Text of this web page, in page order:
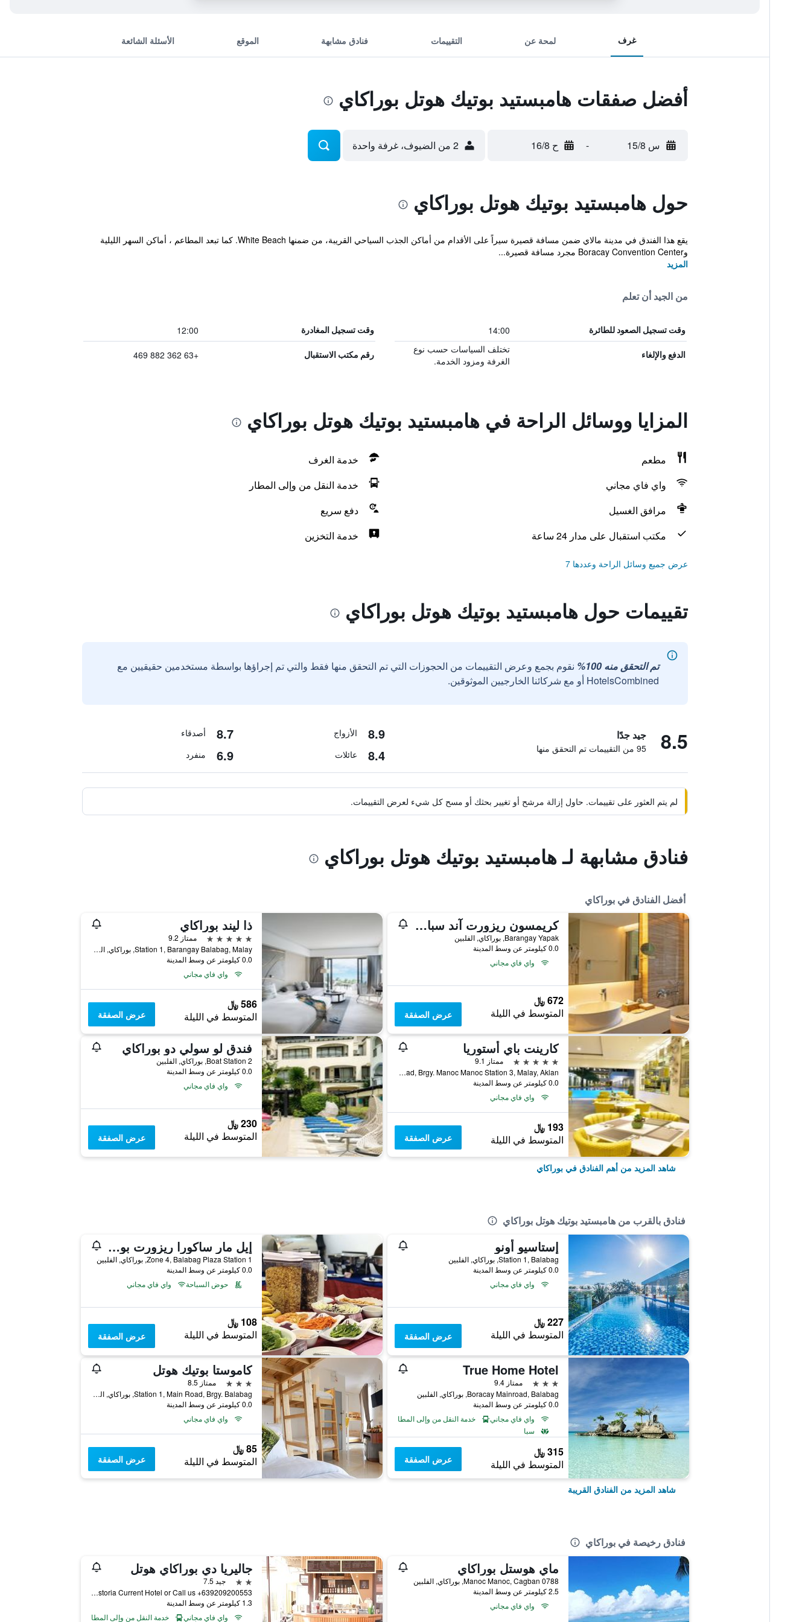
غرف لمحة عن التقييمات فنادق مشابهة الموقع الأسئلة الشائعة
أفضل صفقات هامبستيد بوتيك هوتل بوراكاي
س 15/8 - ح 16/8 2 من الضيوف، غرفة واحدة
حول هامبستيد بوتيك هوتل بوراكاي
يقع هذا الفندق في مدينة مالاي ضمن مسافة قصيرة سيراً على الأقدام من أماكن الجذب السياحي القريبة، من ضمنها White Beach. كما تبعد المطاعم ، أماكن السهر الليلية
وBoracay Convention Center مجرد مسافة قصيرة...
المزيد
من الجيد أن تعلم
وقت تسجيل الصعود للطائرة 14:00 وقت تسجيل المغادرة 12:00
الدفع والإلغاء
تختلف السياسات حسب نوع
الغرفة ومزود الخدمة.
رقم مكتب الاستقبال +63 362 882 469
المزايا ووسائل الراحة في هامبستيد بوتيك هوتل بوراكاي
مطعم
خدمة الغرف
واي فاي مجاني
خدمة النقل من وإلى المطار
مرافق الغسيل
دفع سريع
مكتب استقبال على مدار 24 ساعة
خدمة التخزين
عرض جميع وسائل الراحة وعددها 7
تقييمات حول هامبستيد بوتيك هوتل بوراكاي
تم التحقق منه 100%
نقوم بجمع وعرض التقييمات من الحجوزات التي تم التحقق منها فقط والتي تم إجراؤها بواسطة مستخدمين حقيقيين مع
HotelsCombined أو مع شركائنا الخارجيين الموثوقين.
8.5 جيد جدًا
95 من التقييمات تم التحقق منها
8.9 الأزواج 8.7 أصدقاء
8.4 عائلات 6.9 منفرد
لم يتم العثور على تقييمات. حاول إزالة مرشح أو تغيير بحثك أو مسح كل شيء لعرض التقييمات.
فنادق مشابهة لـ هامبستيد بوتيك هوتل بوراكاي
أفضل الفنادق في بوراكاي
كريمسون ريزورت آند سبا بوراكاي
Barangay Yapak, بوراكاي, الفلبين
0.0 كيلومتر عن وسط المدينة
واي فاي مجاني
672 ﷼
المتوسط في الليلة عرض الصفقة
ذا ليند بوراكاي
5 نجوم
ممتاز 9.2
Station 1, Barangay Balabag, Malay, بوراكاي, الفلبين
0.0 كيلومتر عن وسط المدينة
واي فاي مجاني
586 ﷼
المتوسط في الليلة عرض الصفقة
كارينت باي أستوريا
5 نجوم
ممتاز 9.1
Sitio Mangayad, Brgy. Manoc Manoc Station 3, Malay, Aklan, بوراكاي, الفلبين
0.0 كيلومتر عن وسط المدينة
واي فاي مجاني
193 ﷼
المتوسط في الليلة عرض الصفقة
فندق لو سولي دو بوراكاي
Boat Station 2, بوراكاي, الفلبين
0.0 كيلومتر عن وسط المدينة
واي فاي مجاني
230 ﷼
المتوسط في الليلة عرض الصفقة
شاهد المزيد من أهم الفنادق في بوراكاي
فنادق بالقرب من هامبستيد بوتيك هوتل بوراكاي
إستاسيو أونو
Station 1, Balabag, بوراكاي, الفلبين
0.0 كيلومتر عن وسط المدينة
واي فاي مجاني
227 ﷼
المتوسط في الليلة عرض الصفقة
إيل مار ساكورا ريزورت بوراكاي
Zone 4, Balabag Plaza Station 1, بوراكاي, الفلبين
0.0 كيلومتر عن وسط المدينة
حوض السباحة
واي فاي مجاني
108 ﷼
المتوسط في الليلة عرض الصفقة
True Home Hotel
3 نجوم
ممتاز 9.4
Boracay Mainroad, Balabag, بوراكاي, الفلبين
0.0 كيلومتر عن وسط المدينة
واي فاي مجاني
خدمة النقل من وإلى المطار
سبا
315 ﷼
المتوسط في الليلة عرض الصفقة
كاموستا بوتيك هوتل
3 نجوم
ممتاز 8.5
Station 1, Main Road, Brgy. Balabag, بوراكاي, الفلبين
0.0 كيلومتر عن وسط المدينة
واي فاي مجاني
85 ﷼
المتوسط في الليلة عرض الصفقة
شاهد المزيد من الفنادق القريبة
فنادق رخيصة في بوراكاي
ماي هوستل بوراكاي
0788 Manoc Manoc, Cagban, بوراكاي, الفلبين
2.5 كيلومتر عن وسط المدينة
واي فاي مجاني
جاليريا دي بوراكاي هوتل
2 نجمتين
جيد 7.5
Galleria de Boracay, From Cagban Pier Ask The Driver to Drop You at Budget Mart Old Talipapa Road to The White Beach Boracay Island .at The Back of Astoria Current Hotel or Call us +639209200553, بوراكاي, الفلبين
1.3 كيلومتر عن وسط المدينة
واي فاي مجاني
خدمة النقل من وإلى المطار